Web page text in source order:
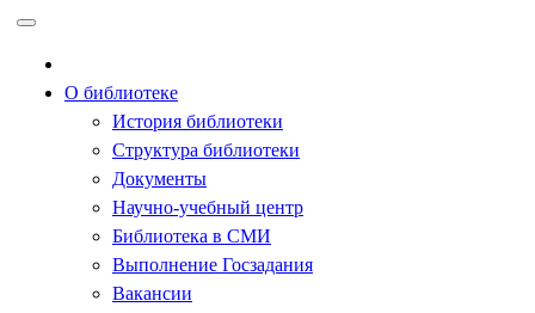
содержимому
О библиотеке
История библиотеки
Структура библиотеки
Документы
Научно-учебный центр
Библиотека в СМИ
Выполнение Госзадания
Вакансии